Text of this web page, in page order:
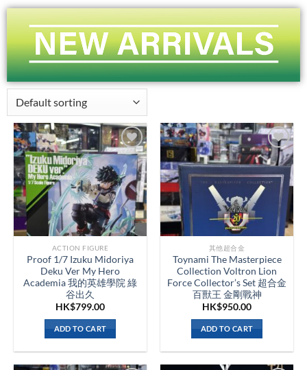
ACTION FIGURE
Proof 1/7 Izuku Midoriya
Deku Ver My Hero
Academia 我的英雄學院 綠
谷出久
HK$799.00
ADD TO CART
其他超合金
Toynami The Masterpiece
Collection Voltron Lion
Force Collector’s Set 超合金
百獸王 金剛戰神
HK$950.00
ADD TO CART